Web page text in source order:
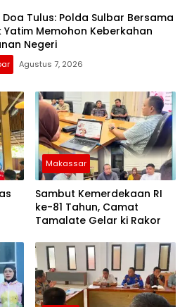
Tulus: Polda Sulbar Bersama
Yatim Memohon Keberkahan
Negeri
Agustus 7, 2026
Makassar
Sambut Kemerdekaan RI
ke-81 Tahun, Camat
Tamalate Gelar ki Rakor